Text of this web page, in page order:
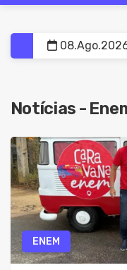
Notícias -
ENEM